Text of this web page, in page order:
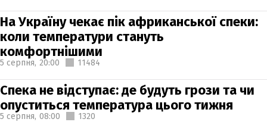
На Україну чекає пік африканської спеки:
коли температури стануть
комфортнішими
5 серпня, 20:00 11484
Спека не відступає: де будуть грози та чи
опуститься температура цього тижня
5 серпня, 08:00 1320